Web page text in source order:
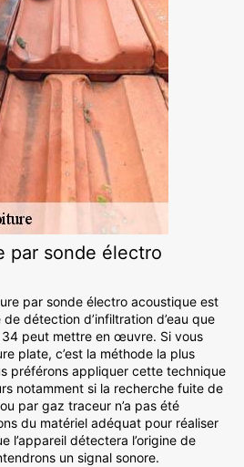
par sonde électro
par sonde électro acoustique est
détection d’infiltration d’eau que
34 peut mettre en œuvre. Si vous
plate, c’est la méthode la plus
préférons appliquer cette technique
notamment si la recherche fuite de
par gaz traceur n’a pas été
du matériel adéquat pour réaliser
l’appareil détectera l’origine de
un signal sonore.